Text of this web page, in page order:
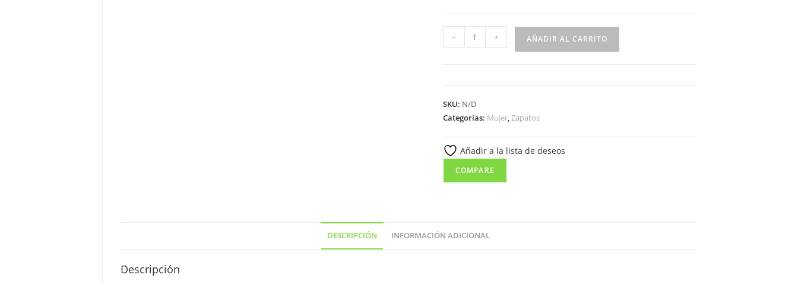
Mocasín
piel
de
negro
hecho
- + AÑADIR AL CARRITO
SKU: N/D
Categorías: Mujer,Zapatos
Añadir a la lista de deseos
COMPARE
DESCRIPCIÓN INFORMACIÓN ADICIONAL
Descripción